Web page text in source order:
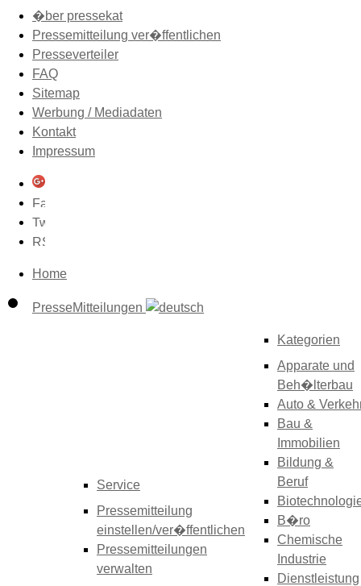
�ber pressekat
Pressemitteilung ver�ffentlichen
Presseverteiler
FAQ
Sitemap
Werbung / Mediadaten
Kontakt
Impressum
Home
PresseMitteilungen
Service
Pressemitteilung
einstellen/ver�ffentlichen
Pressemitteilungen
verwalten
Kategorien
Apparate und
Beh�lterbau
Auto &
Bau &
Immobilien
Bildung &
Beruf
B�ro
Chemische
Industrie
Dienstleistung